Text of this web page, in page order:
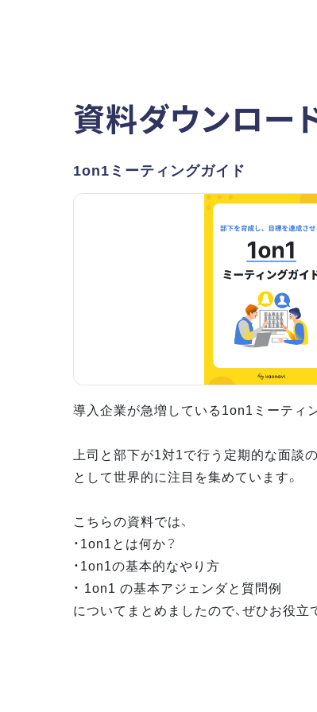
資料ダウンロー
1on1ミーティングガイド
導入企業が急増している1on1ミーティ
上司と部下が1対1で行う定期的な面談
として世界的に注目を集めています。
こちらの資料では、
・1on1とは何か？
・1on1の基本的なやり方
・ 1on1 の基本アジェンダと質問例
についてまとめましたので、ぜひお役立